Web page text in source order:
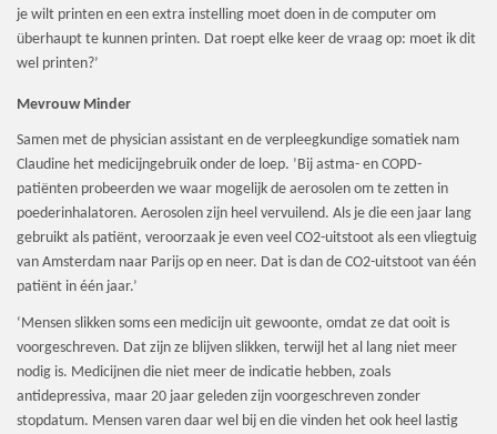
je wilt printen en een extra instelling moet doen in de computer om
überhaupt te kunnen printen. Dat roept elke keer de vraag op: moet ik dit
wel printen?’
Mevrouw Minder
Samen met de physician assistant en de verpleegkundige somatiek nam
Claudine het medicijngebruik onder de loep. ’Bij astma- en COPD-
patiënten probeerden we waar mogelijk de aerosolen om te zetten in
poederinhalatoren. Aerosolen zijn heel vervuilend. Als je die een jaar lang
gebruikt als patiënt, veroorzaak je even veel CO2-uitstoot als een vliegtuig
van Amsterdam naar Parijs op en neer. Dat is dan de CO2-uitstoot van één
patiënt in één jaar.’
‘Mensen slikken soms een medicijn uit gewoonte, omdat ze dat ooit is
voorgeschreven. Dat zijn ze blijven slikken, terwijl het al lang niet meer
nodig is. Medicijnen die niet meer de indicatie hebben, zoals
antidepressiva, maar 20 jaar geleden zijn voorgeschreven zonder
stopdatum. Mensen varen daar wel bij en die vinden het ook heel lastig